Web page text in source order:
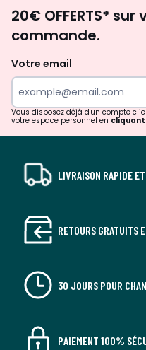
20€ OFFERTS*
commande.
Votre email
Vous disposez déjà d'un compte
votre espace personnel en cliquant
LIVRAISON RAPIDE
RETOURS GRATUITS
30 JOURS POUR
PAIEMENT 100%